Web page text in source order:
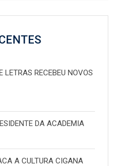
RECEBEU NOVOS
DA ACADEMIA
A CULTURA CIGANA